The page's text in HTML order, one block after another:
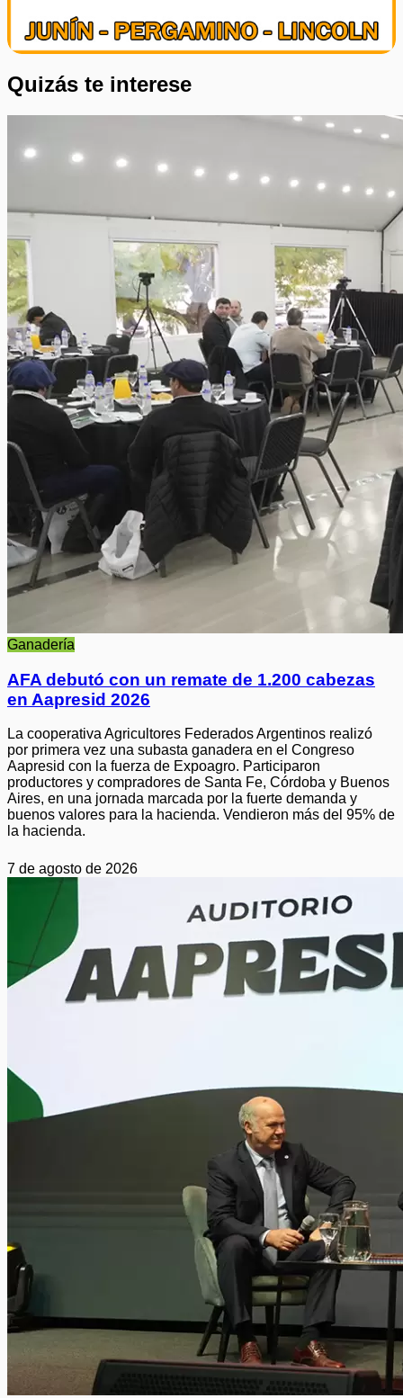
Quizás te interese
Ganadería
AFA debutó con un remate de 1.200 cabezas
en Aapresid 2026
La cooperativa Agricultores Federados Argentinos realizó
por primera vez una subasta ganadera en el Congreso
Aapresid con la fuerza de Expoagro. Participaron
productores y compradores de Santa Fe, Córdoba y Buenos
Aires, en una jornada marcada por la fuerte demanda y
buenos valores para la hacienda. Vendieron más del 95% de
la hacienda.
7 de agosto de 2026